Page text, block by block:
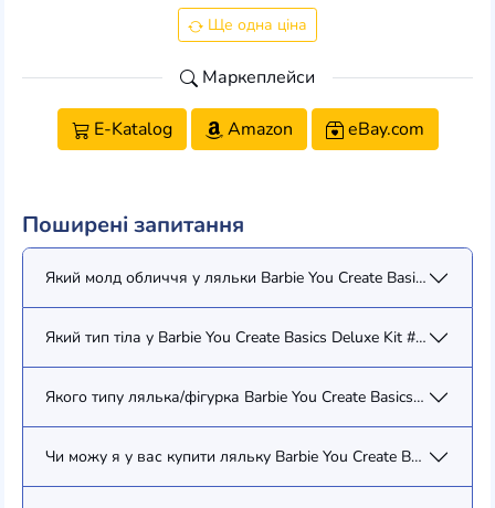
Ще одна ціна
Маркеплейси
E-Katalog Amazon eBay.com
Поширені запитання
Який молд обличчя у ляльки Barbie You Create Basics Deluxe
Який тип тіла у Barbie You Create Basics Deluxe Kit #4 (JJX38)?
Якого типу лялька/фігурка Barbie You Create Basics Deluxe Kit
Чи можу я у вас купити ляльку Barbie You Create Basics